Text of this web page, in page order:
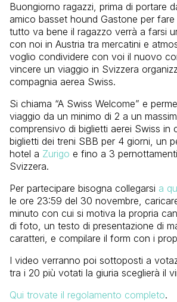
Buongiorno ragazzi, prima di portare
amico basset hound Gastone per
tutto va bene il ragazzo verrà a farsi
con noi in Austria tra mercatini e
voglio condividere con voi il nuovo
vincere un viaggio in Svizzera
compagnia aerea Swiss.
Si chiama “A Swiss Welcome” e
viaggio da un minimo di 2 a un
comprensivo di biglietti aerei Swiss in
biglietti dei treni SBB per 4 giorni, un
hotel a Zurigo e fino a 3
Svizzera.
Per partecipare bisogna collegarsi a
le ore 23:59 del 30 novembre,
minuto con cui si motiva la propria
di foto, un testo di presentazione di
caratteri, e compilare il form con i
I video verranno poi sottoposti a
tra i 20 più votati la giuria sceglierà il
Qui trovate il regolamento completo.